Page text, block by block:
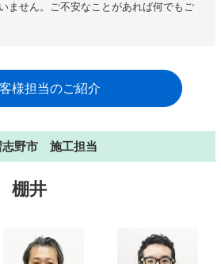
ません。ご不安なことがあれば何でもご
様担当のご紹介
志野市 施工担当
棚井